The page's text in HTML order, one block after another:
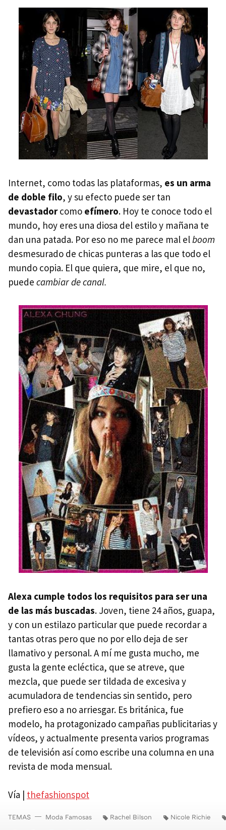
Internet, como todas las plataformas, es un arma
de doble filo, y su efecto puede ser tan
devastadorcomo efímero. Hoy te conoce todo el
mundo, hoy eres una diosa del estilo y mañana te
dan una patada. Por eso no me parece mal elboom
desmesurado de chicas punteras a las que todo el
mundo copia. El que quiera, que mire, el que no,
puede cambiar de canal.
Alexa cumple todos los requisitos para ser una
de las más buscadas. Joven, tiene 24 años, guapa,
y con un estilazo particular que puede recordar a
tantas otras pero que no por ello deja de ser
llamativo y personal. A mí me gusta mucho, me
gusta la gente ecléctica, que se atreve, que
mezcla, que puede ser tildada de excesiva y
acumuladora de tendencias sin sentido, pero
prefiero eso a no arriesgar. Es británica, fue
modelo, ha protagonizado campañas publicitarias y
vídeos, y actualmente presenta varios programas
de televisión así como escribe una columna en una
revista de moda mensual.
Vía | thefashionspot
TEMAS Moda Famosas Rachel Bilson Nicole Richie